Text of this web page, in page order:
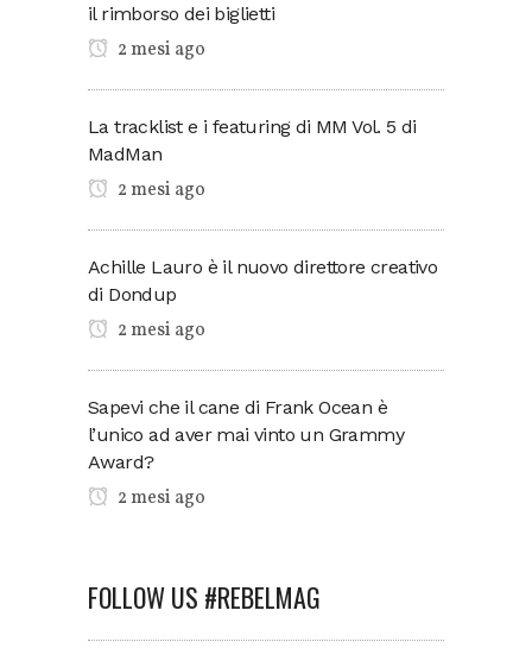
il rimborso dei biglietti
2 mesi ago
La tracklist e i featuring di MM Vol. 5 di
MadMan
2 mesi ago
Achille Lauro è il nuovo direttore creativo
di Dondup
2 mesi ago
Sapevi che il cane di Frank Ocean è
l’unico ad aver mai vinto un Grammy
Award?
2 mesi ago
FOLLOW US #REBELMAG